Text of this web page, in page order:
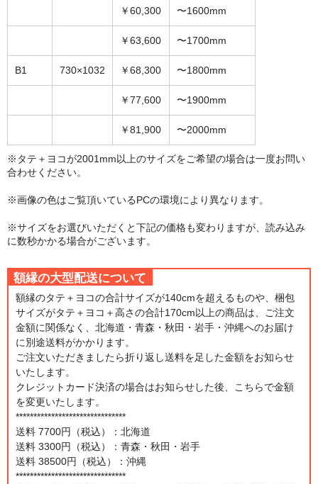
￥60,300 〜1600mm
￥63,600 〜1700mm
B1 730×1032 ￥68,300 〜1800mm
￥77,600 〜1900mm
￥81,900 〜2000mm
※タテ＋ヨコが2001mm以上のサイズをご希望の場合は一度お問い
合わせください。
※画像の色はご覧頂いているPCの環境により異なります。
※サイズをお選びいただくと下記の価格も変わりますが、読み込み
に数秒かかる場合がございます。
額縁の大型配送について
額縁のタテ＋ヨコの合計サイズが140cmを超えるものや、梱包
サイズがタテ＋ヨコ＋高さの合計170cm以上の商品は、ご注文
金額に関係なく、北海道・青森・秋田・岩手・沖縄へのお届け
に別途送料がかかります。
ご注文いただきましたら折り返し送料を足した金額をお知らせ
いたします。
クレジットカード決済の場合はお知らせした後、こちらで金額
を変更いたします。
*******************************
送料 7700円（税込）：北海道
送料 3300円（税込）：青森・秋田・岩手
送料 38500円（税込）：沖縄
*******************************